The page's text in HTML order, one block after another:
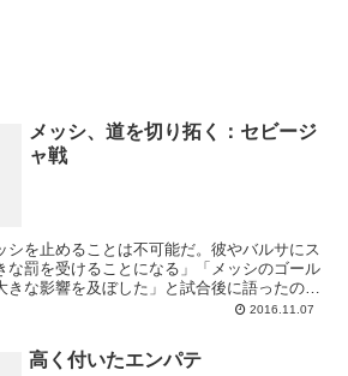
メッシ、道を切り拓く：セビージ
ャ戦
シを止めることは不可能だ。彼やバルサにス
な罰を受けることになる」「メッシのゴール
きな影響を及ぼした」と試合後に語ったの
力によってゲームプランを破られたセビージ
グによってバルサのパスワークを分断。バル
ッションで、一時は勝利を決定付けるかとい
2016.11.07
高く付いたエンパテ